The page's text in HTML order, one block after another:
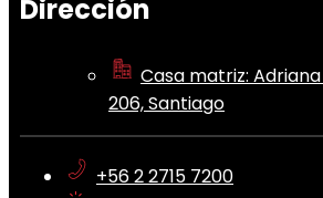
Dirección
Casa matriz:
206, Santiago
+56 2 2715 7200